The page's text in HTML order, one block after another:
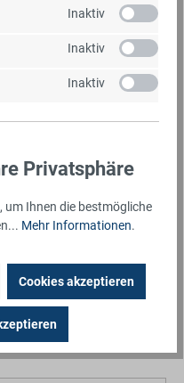
Ort *
Inaktiv
Inaktiv
Inaktiv
Privatsphäre
um Ihnen die bestmögliche
Mehr Informationen.
Cookies akzeptieren